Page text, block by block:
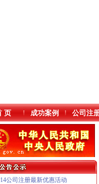
页 成功案例 公司注
公司注册最新优惠活动